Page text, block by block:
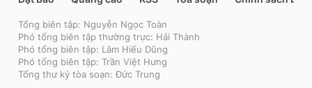
Tổng biên tập: Nguyễn Ngọc Toàn
Phó tổng biên tập thường trực: Hải Thành
Phó tổng biên tập: Lâm Hiếu Dũng
Phó tổng biên tập: Trần Việt Hưng
Tổng thư ký tòa soạn: Đức Trung